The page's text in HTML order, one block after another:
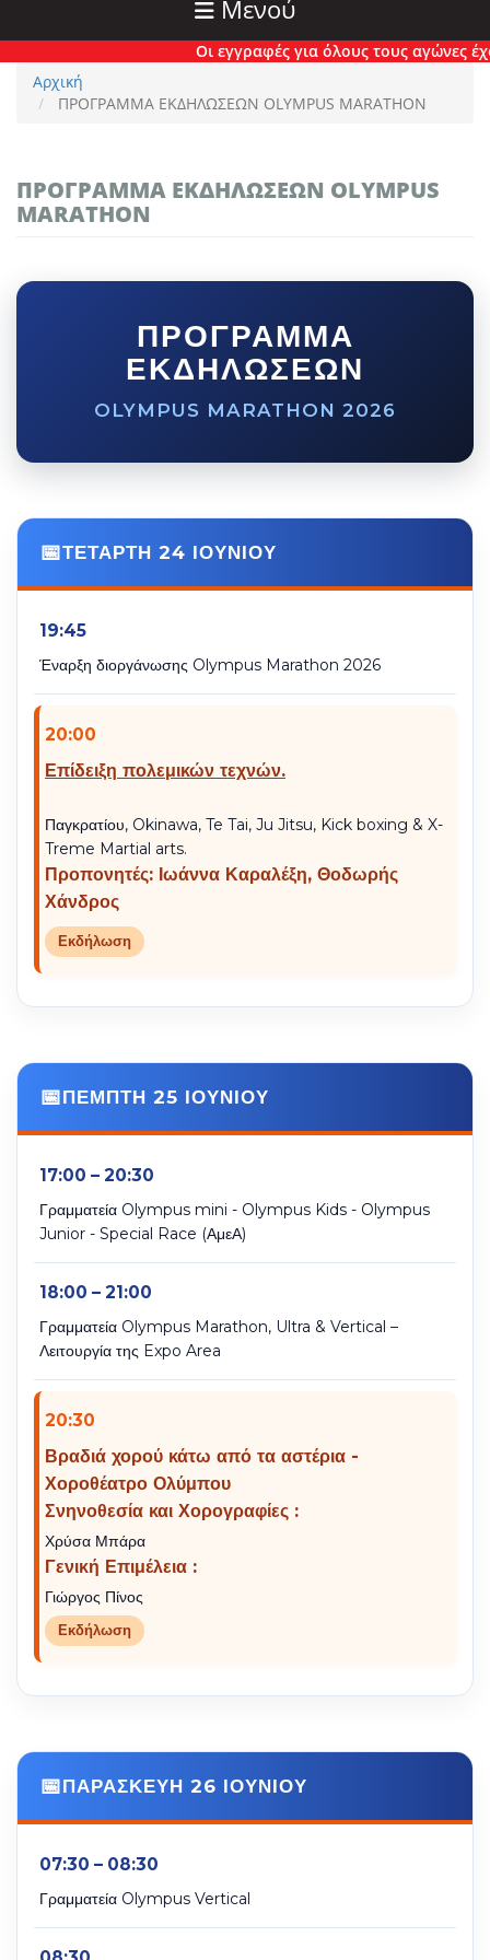
Μενού
Οι εγγραφές για όλους τους αγώνες έχουν
Αρχική
ΠΡΟΓΡΑΜΜΑ ΕΚΔΗΛΩΣΕΩΝ OLYMPUS MARATHON
ΠΡΟΓΡΑΜΜΑ ΕΚΔΗΛΩΣΕΩΝ OLYMPUS
MARATHON
ΠΡΟΓΡΑΜΜΑ
ΕΚΔΗΛΩΣΕΩΝ
OLYMPUS MARATHON 2026
ΤΕΤΑΡΤΗ 24 ΙΟΥΝΙΟΥ
19:45
Έναρξη διοργάνωσης Olympus Marathon 2026
20:00
Επίδειξη πολεμικών τεχνών.
Παγκρατίου, Okinawa, Te Tai, Ju Jitsu, Kick boxing & X-
Treme Martial arts.
Προπονητές: Ιωάννα Καραλέξη, Θοδωρής
Χάνδρος
Εκδήλωση
ΠΕΜΠΤΗ 25 ΙΟΥΝΙΟΥ
17:00 – 20:30
Γραμματεία Olympus mini - Olympus Kids - Olympus
Junior - Special Race (ΑμεΑ)
18:00 – 21:00
Γραμματεία Olympus Marathon, Ultra & Vertical –
Λειτουργία της Expo Area
20:30
Βραδιά χορού κάτω από τα αστέρια -
Χοροθέατρο Ολύμπου
Σνηνοθεσία και Χορογραφίες :
Χρύσα Μπάρα
Γενική Επιμέλεια :
Γιώργος Πίνος
Εκδήλωση
ΠΑΡΑΣΚΕΥΗ 26 ΙΟΥΝΙΟΥ
07:30 – 08:30
Γραμματεία Olympus Vertical